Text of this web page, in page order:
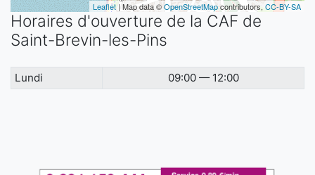
Leaflet| Map data ©OpenStreetMapcontributors, CC-BY-SA
Horaires d'ouverture de la CAF de
Saint-Brevin-les-Pins
Lundi 09:00 — 12:00